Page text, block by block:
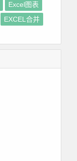
Excel图表
EXCEL合并